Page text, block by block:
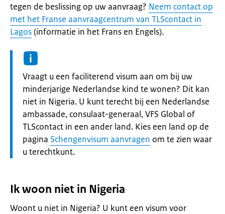
tegen de beslissing op uw aanvraag? Neem contact op
met het Franse aanvraagcentrum van TLScontact in
Lagos(informatie in het Frans en Engels).
Informatie:
Vraagt u een faciliterend visum aan om bij uw
minderjarige Nederlandse kind te wonen? Dit kan
niet in Nigeria. U kunt terecht bij een Nederlandse
ambassade, consulaat-generaal, VFS Global of
TLScontact in een ander land. Kies een land op de
pagina Schengenvisum aanvragen om te zien waar
u terechtkunt.
Ik woon niet in Nigeria
Woont u niet in Nigeria? U kunt een visum voor